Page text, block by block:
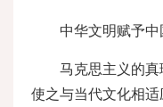
中华文明赋予中
马克思主义的
使之与当代文化相